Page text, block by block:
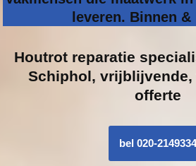
leveren. Binnen &
Houtrot reparatie
Schiphol, vrijblijvende,
offerte
bel 020-2149334